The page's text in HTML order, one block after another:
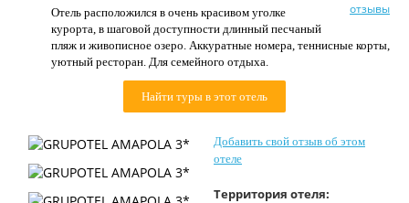
Страны
Как купить
Контакты
отзывы
Отель расположился в очень красивом уголке
курорта, в шаговой доступности длинный песчаный
пляж и живописное озеро. Аккуратные номера, теннисные корты,
уютный ресторан. Для семейного отдыха.
Найти туры в этот отель
Добавить свой отзыв об этом
отеле
Территория отеля: